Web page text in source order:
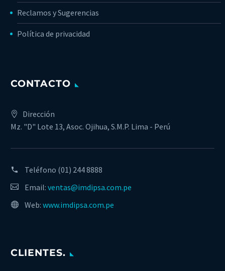
Reclamos y Sugerencias
Política de privacidad
CONTACTO
Dirección
Mz. "D" Lote 13, Asoc. Ojihua, S.M.P. Lima - Perú
Teléfono (01) 244 8888
Email: ventas@imdipsa.com.pe
Web: www.imdipsa.com.pe
CLIENTES.